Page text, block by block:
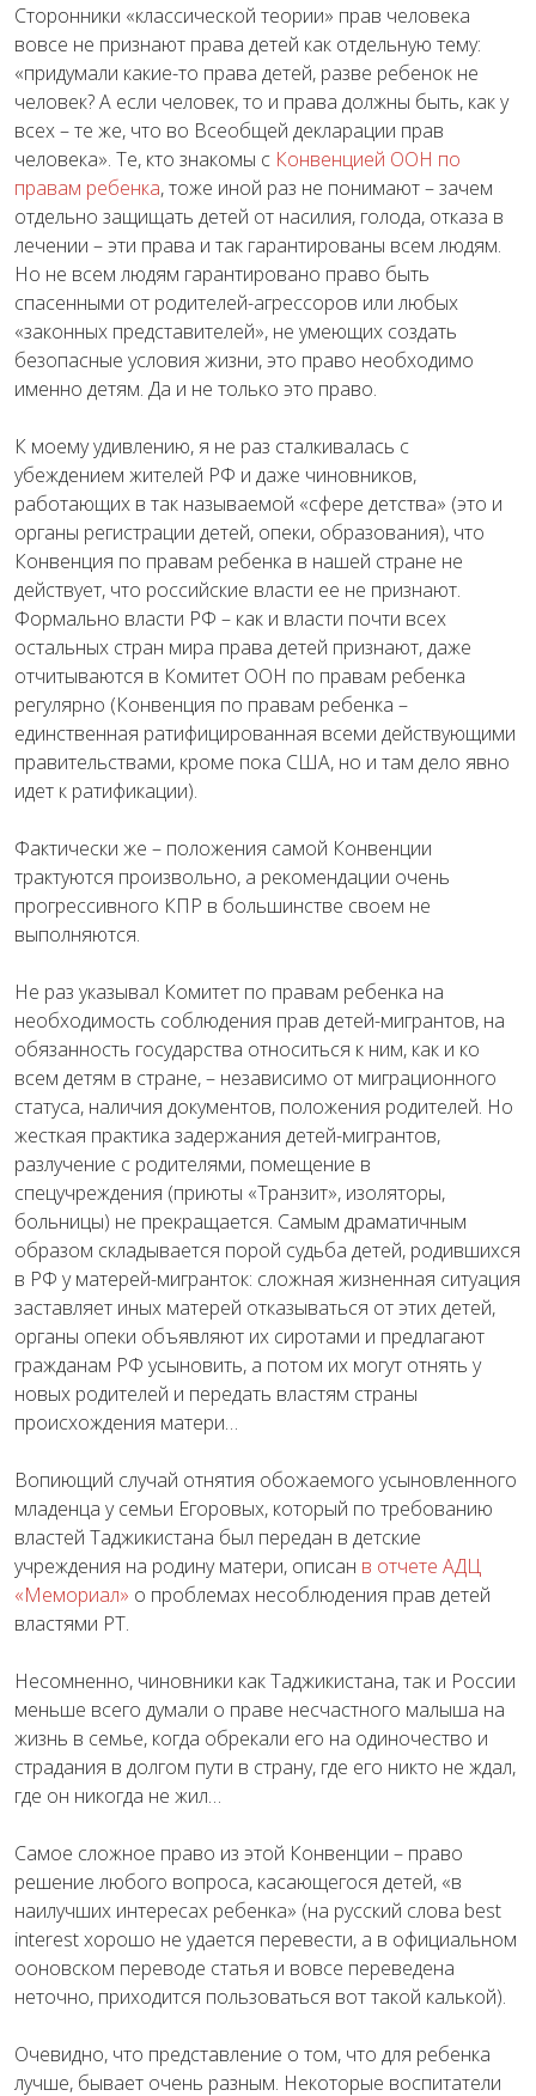
Сторонники «классической теории» прав человека
вовсе не признают права детей как отдельную тему:
«придумали какие-то права детей, разве ребенок не
человек? А если человек, то и права должны быть, как у
всех – те же, что во Всеобщей декларации прав
человека». Те, кто знакомы с Конвенцией ООН по
правам ребенка, тоже иной раз не понимают – зачем
отдельно защищать детей от насилия, голода, отказа в
лечении – эти права и так гарантированы всем людям.
Но не всем людям гарантировано право быть
спасенными от родителей-агрессоров или любых
«законных представителей», не умеющих создать
безопасные условия жизни, это право необходимо
именно детям. Да и не только это право.
К моему удивлению, я не раз сталкивалась с
убеждением жителей РФ и даже чиновников,
работающих в так называемой «сфере детства» (это и
органы регистрации детей, опеки, образования), что
Конвенция по правам ребенка в нашей стране не
действует, что российские власти ее не признают.
Формально власти РФ – как и власти почти всех
остальных стран мира права детей признают, даже
отчитываются в Комитет ООН по правам ребенка
регулярно (Конвенция по правам ребенка –
единственная ратифицированная всеми действующими
правительствами, кроме пока США, но и там дело явно
идет к ратификации).
Фактически же – положения самой Конвенции
трактуются произвольно, а рекомендации очень
прогрессивного КПР в большинстве своем не
выполняются.
Не раз указывал Комитет по правам ребенка на
необходимость соблюдения прав детей-мигрантов, на
обязанность государства относиться к ним, как и ко
всем детям в стране, – независимо от миграционного
статуса, наличия документов, положения родителей. Но
жесткая практика задержания детей-мигрантов,
разлучение с родителями, помещение в
спецучреждения (приюты «Транзит», изоляторы,
больницы) не прекращается. Самым драматичным
образом складывается порой судьба детей, родившихся
в РФ у матерей-мигранток: сложная жизненная ситуация
заставляет иных матерей отказываться от этих детей,
органы опеки объявляют их сиротами и предлагают
гражданам РФ усыновить, а потом их могут отнять у
новых родителей и передать властям страны
происхождения матери…
Вопиющий случай отнятия обожаемого усыновленного
младенца у семьи Егоровых, который по требованию
властей Таджикистана был передан в детские
учреждения на родину матери, описан в отчете АДЦ
«Мемориал» о проблемах несоблюдения прав детей
властями РТ.
Несомненно, чиновники как Таджикистана, так и России
меньше всего думали о праве несчастного малыша на
жизнь в семье, когда обрекали его на одиночество и
страдания в долгом пути в страну, где его никто не ждал,
где он никогда не жил…
Самое сложное право из этой Конвенции – право
решение любого вопроса, касающегося детей, «в
наилучших интересах ребенка» (на русский слова best
interestхорошо не удается перевести, а в официальном
ооновском переводе статья и вовсе переведена
неточно, приходится пользоваться вот такой калькой).
Очевидно, что представление о том, что для ребенка
лучше, бывает очень разным. Некоторые воспитатели